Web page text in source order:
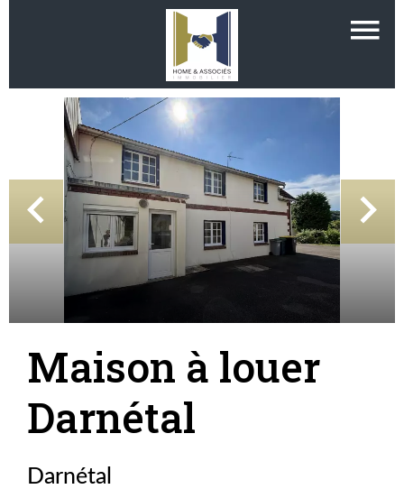
Maison à louer
Darnétal
Darnétal